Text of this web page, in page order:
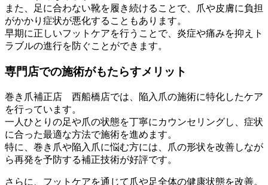
また、足に合わない靴を履き続けることで、爪や皮膚に負担
がかかり症状が悪化することもあります。
早期に正しいフットケアを行うことで、炎症や痛みを抑えト
ラブルの進行を防ぐことができます。
専門店での施術がもたらすメリット
巻き爪補正店 西船橋店では、陥入爪の施術に特化したケア
を行っています。
一人ひとりの足や爪の状態を丁寧にカウンセリングし、症状
に合った最適な方法で施術を進めます。
特に、巻き爪や陥入爪に悩む方には、爪の形状を改善しなが
ら再発を予防する補正技術が好評です。
さらに、フットケアを通じて爪や足全体の健康状態を改善。